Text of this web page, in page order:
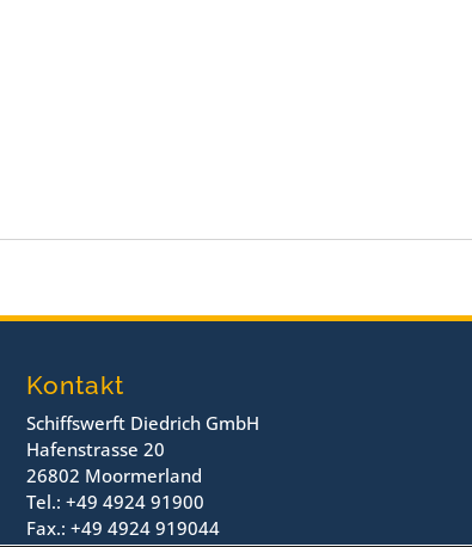
Kontakt
Schiffswerft Diedrich GmbH
Hafenstrasse 20
26802 Moormerland
Tel.: +49 4924 91900
Fax.: +49 4924 919044